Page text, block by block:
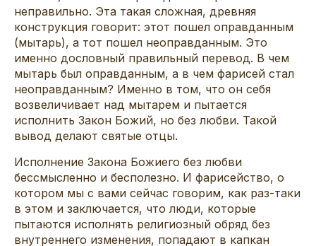
неправильно. Эта такая сложная, древняя
конструкция говорит: этот пошел оправданным
(мытарь), а тот пошел неоправданным. Это
именно дословный правильный перевод. В чем
мытарь был оправданным, а в чем фарисей стал
неоправданным? Именно в том, что он себя
возвеличивает над мытарем и пытается
исполнить Закон Божий, но без любви. Такой
вывод делают святые отцы.
Исполнение Закона Божиего без любви
бессмысленно и бесполезно. И фарисейство, о
котором мы с вами сейчас говорим, как раз-таки
в этом и заключается, что люди, которые
пытаются исполнять религиозный обряд без
внутреннего изменения, попадают в капкан